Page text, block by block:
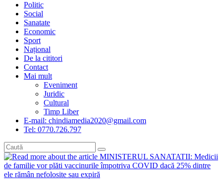
Politic
Social
Sanatate
Economic
Sport
Național
De la cititori
Contact
Mai mult
Eveniment
Juridic
Cultural
Timp Liber
E-mail: chindiamedia2020@gmail.com
Tel: 0770.726.797